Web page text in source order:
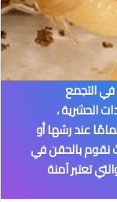
التجمع
الحشرية ،
عند رشها أو
نقوم بالحقن في
تعتبر آمنة